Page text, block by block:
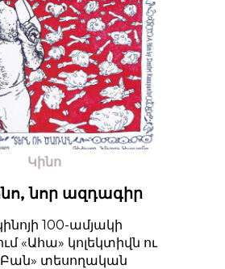
Կինո
նոր ազդագիր
100-ամյակի
«Ահա» կոլեկտիվն ու
տեսողական